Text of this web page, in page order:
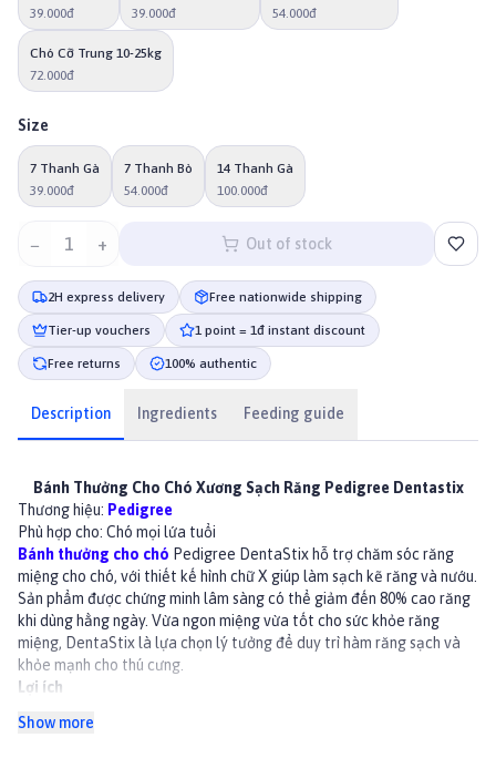
39.000đ
39.000đ
54.000đ
Chó Cỡ Trung 10-25kg
72.000đ
Size
7 Thanh Gà
39.000đ
7 Thanh Bò
54.000đ
14 Thanh Gà
100.000đ
− 1 + Out of stock
2H express delivery Free nationwide shipping
Tier-up vouchers 1 point = 1đ instant discount
Free returns 100% authentic
Description Ingredients Feeding guide
Bánh Thưởng Cho Chó Xương Sạch Răng Pedigree Dentastix
Thương hiệu: Pedigree
Phù hợp cho: Chó mọi lứa tuổi
Bánh thưởng cho chó Pedigree DentaStix hỗ trợ chăm sóc răng
miệng cho chó, với thiết kế hình chữ X giúp làm sạch kẽ răng và nướu.
Sản phẩm được chứng minh lâm sàng có thể giảm đến 80% cao răng
khi dùng hằng ngày. Vừa ngon miệng vừa tốt cho sức khỏe răng
miệng, DentaStix là lựa chọn lý tưởng để duy trì hàm răng sạch và
khỏe mạnh cho thú cưng.
Lợi ích
Làm sạch răng: Kết cấu dai, cọ xát giúp loại bỏ mảng báng và thức
Show more